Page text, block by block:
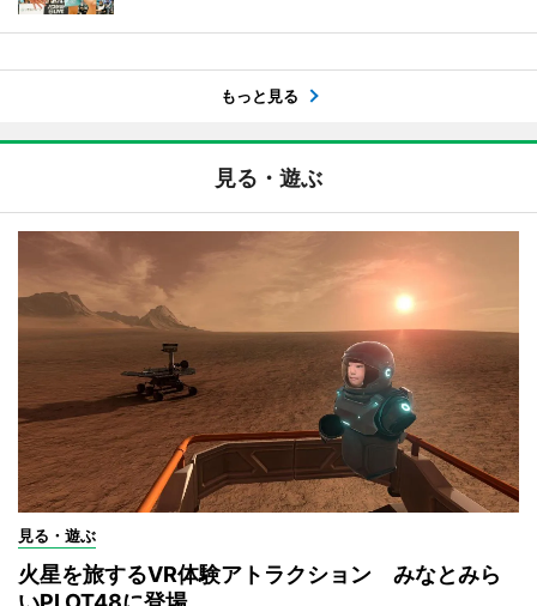
もっと見る
見る・遊ぶ
見る・遊ぶ
火星を旅するVR体験アトラクション みなとみら